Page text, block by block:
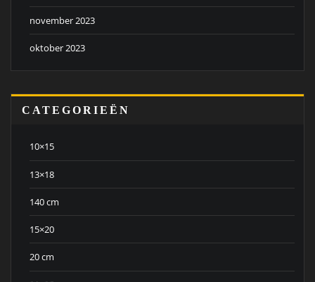
november 2023
oktober 2023
CATEGORIEËN
10×15
13×18
140 cm
15×20
20 cm